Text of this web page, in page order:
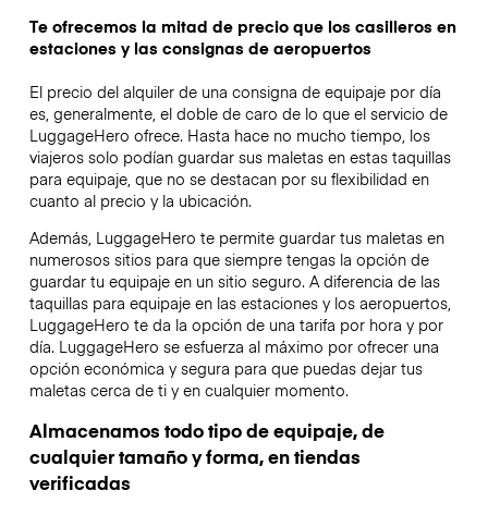
Te ofrecemos la mitad de precio que los casilleros en
estaciones y las consignas de aeropuertos
El precio del alquiler de una consigna de equipaje por día
es, generalmente, el doble de caro de lo que el servicio de
LuggageHero ofrece. Hasta hace no mucho tiempo, los
viajeros solo podían guardar sus maletas en estas taquillas
para equipaje, que no se destacan por su flexibilidad en
cuanto al precio y la ubicación.
Además, LuggageHero te permite guardar tus maletas en
numerosos sitios para que siempre tengas la opción de
guardar tu equipaje en un sitio seguro. A diferencia de las
taquillas para equipaje en las estaciones y los aeropuertos,
LuggageHero te da la opción de una tarifa por hora y por
día. LuggageHero se esfuerza al máximo por ofrecer una
opción económica y segura para que puedas dejar tus
maletas cerca de ti y en cualquier momento.
Almacenamos todo tipo de equipaje, de
cualquier tamaño y forma, en tiendas
verificadas